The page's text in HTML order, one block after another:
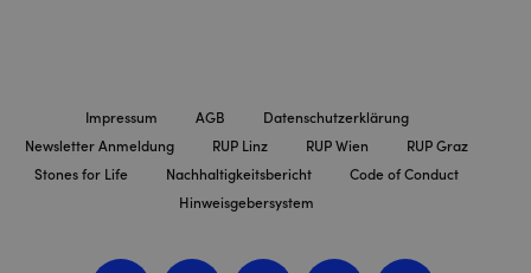
Impressum AGB
Datenschutzerklärung
Newsletter Anmeldung
RUP Linz RUP Wien
RUP Graz
Stones for Life
Nachhaltigkeitsbericht
Code of Conduct
Hinweisgebersystem